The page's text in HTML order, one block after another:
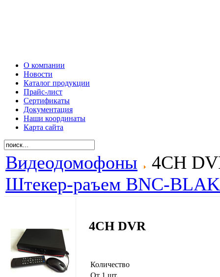
О компании
Новости
Каталог продукции
Прайс-лист
Сертификаты
Документация
Наши координаты
Карта сайта
Видеодомофоны
4CH
Штекер-раъем BNC-BLAK
4CH DVR
Количество